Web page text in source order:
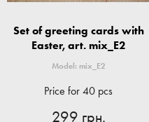
Set of greeting cards with
Easter, art. mix_E2
Model: mix_E2
Price for 40 pcs
299 грн.